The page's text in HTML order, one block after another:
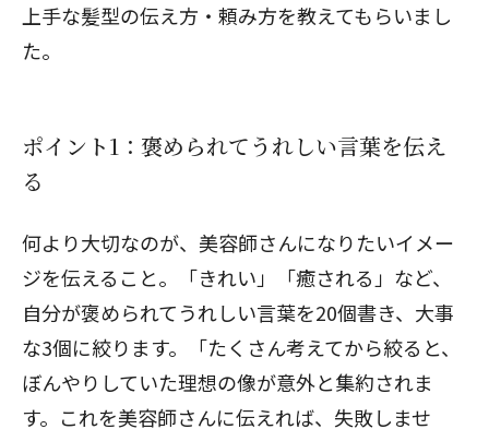
上手な髪型の伝え方・頼み方を教えてもらいまし
た。
ポイント1：褒められてうれしい言葉を伝え
る
何より大切なのが、美容師さんになりたいイメー
ジを伝えること。「きれい」「癒される」など、
自分が褒められてうれしい言葉を20個書き、大事
な3個に絞ります。「たくさん考えてから絞ると、
ぼんやりしていた理想の像が意外と集約されま
す。これを美容師さんに伝えれば、失敗しませ